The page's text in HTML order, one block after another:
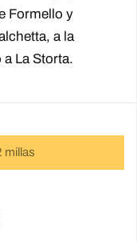
Formello y
a la
La Storta.
millas